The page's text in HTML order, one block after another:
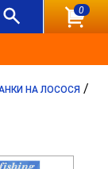
0
НА ЛОСОСЯ /